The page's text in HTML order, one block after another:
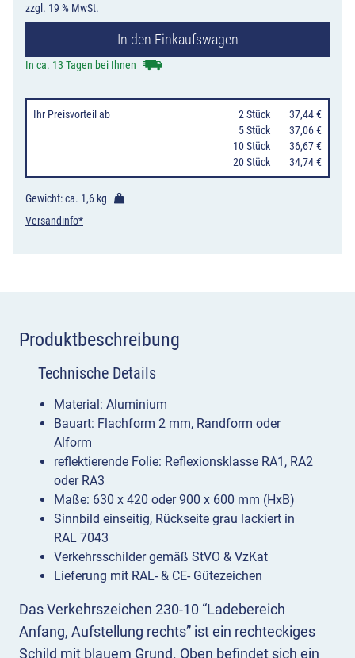
zzgl. 19 % MwSt.
Ladebereich
Menge
In den Einkaufswagen
In ca. 13 Tagen bei Ihnen
Ihr Preisvorteil ab 2 Stück
37,44 €
5 Stück
37,06 €
10 Stück
36,67 €
20 Stück
34,74 €
Gewicht: ca. 1,6 kg
Versandinfo*
Produktbeschreibung
Das Verkehrszeichen 230-10 “Ladebereich
Anfang, Aufstellung rechts” ist ein rechteckiges
Schild mit blauem Grund. Oben befindet sich ein
Technische Details
Material: Aluminium
Bauart: Flachform 2 mm, Randform oder
Alform
reflektierende Folie: Reflexionsklasse RA1, RA2
oder RA3
Maße: 630 x 420 oder 900 x 600 mm (HxB)
Sinnbild einseitig, Rückseite grau lackiert in
RAL 7043
Verkehrsschilder gemäß StVO & VzKat
Lieferung mit RAL- & CE- Gütezeichen